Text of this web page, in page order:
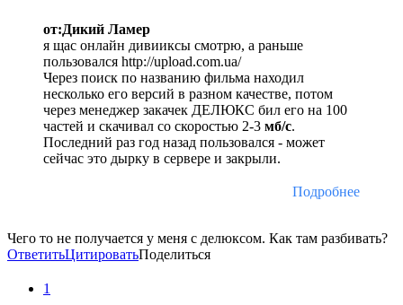
от:Дикий Ламер
я щас онлайн дивииксы смотрю, а раньше
пользовался http://upload.com.ua/
Через поиск по названию фильма находил
несколько его версий в разном качестве, потом
через менеджер закачек ДЕЛЮКС бил его на 100
частей и скачивал со скоростью 2-3 мб/с.
Последний раз год назад пользовался - может
сейчас это дырку в сервере и закрыли.
Подробнее
Чего то не получается у меня с делюксом. Как там разбивать?
ОтветитьЦитироватьПоделиться
1